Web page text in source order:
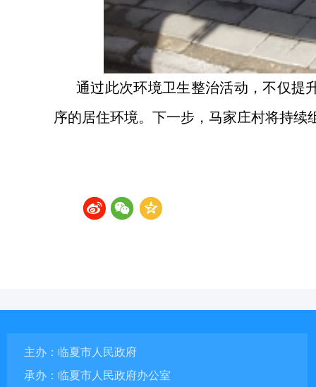
通过此次环境卫生整治活动，不仅提
序的居住环境。下一步，马家庄村将持
主办：临夏市人民政府
承办：临夏市人民政府办公室